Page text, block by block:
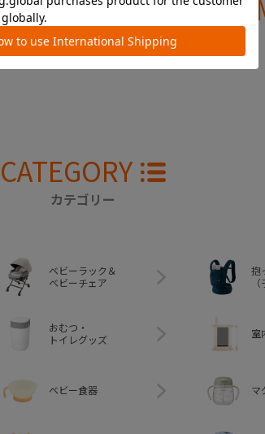
CHECKED
最近見た商品
CATEGORY
カテゴリー
ベビーラック＆
ベビーチェア
抱
おむつ・
トイレグッズ
室
ベビー食器 マ